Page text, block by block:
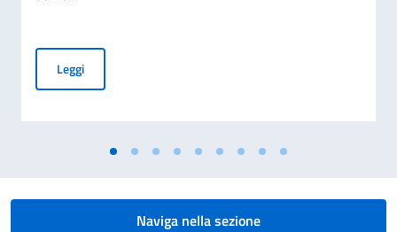
LeggiBORSE DI STUDIO OFFERTE DAL GOVERNO ITALIANO IN
Naviga nella sezione